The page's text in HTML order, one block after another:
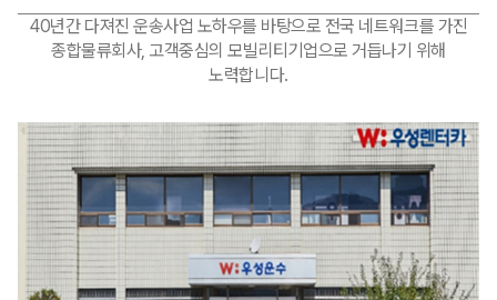
40년간 다져진 운송사업 노하우를 바탕으로 전국 네트워크를 가진
종합물류회사, 고객중심의 모빌리티기업으로 거듭나기 위해
노력합니다.